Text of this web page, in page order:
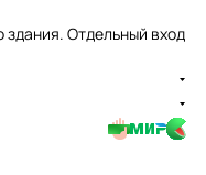
здания. Отдельный вход